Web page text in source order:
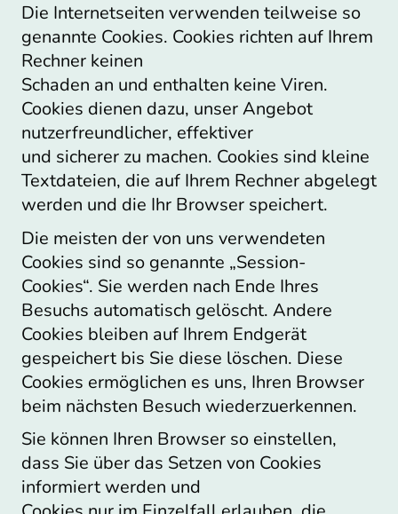
Die Internetseiten verwenden teilweise so
genannte Cookies. Cookies richten auf Ihrem
Rechner keinen
Schaden an und enthalten keine Viren.
Cookies dienen dazu, unser Angebot
nutzerfreundlicher, effektiver
und sicherer zu machen. Cookies sind kleine
Textdateien, die auf Ihrem Rechner abgelegt
werden und die Ihr Browser speichert.
Die meisten der von uns verwendeten
Cookies sind so genannte „Session-
Cookies“. Sie werden nach Ende Ihres
Besuchs automatisch gelöscht. Andere
Cookies bleiben auf Ihrem Endgerät
gespeichert bis Sie diese löschen. Diese
Cookies ermöglichen es uns, Ihren Browser
beim nächsten Besuch wiederzuerkennen.
Sie können Ihren Browser so einstellen,
dass Sie über das Setzen von Cookies
informiert werden und